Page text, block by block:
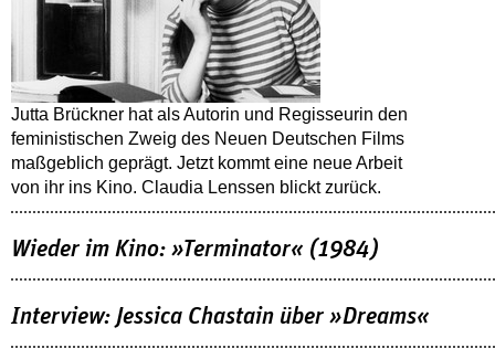
Jutta Brückner hat als Autorin und Regisseurin den
feministischen Zweig des Neuen Deutschen Films
maßgeblich geprägt. Jetzt kommt eine neue Arbeit
von ihr ins Kino. Claudia Lenssen blickt zurück.
Wieder im Kino: »Terminator« (1984)
Interview: Jessica Chastain über »Dreams«